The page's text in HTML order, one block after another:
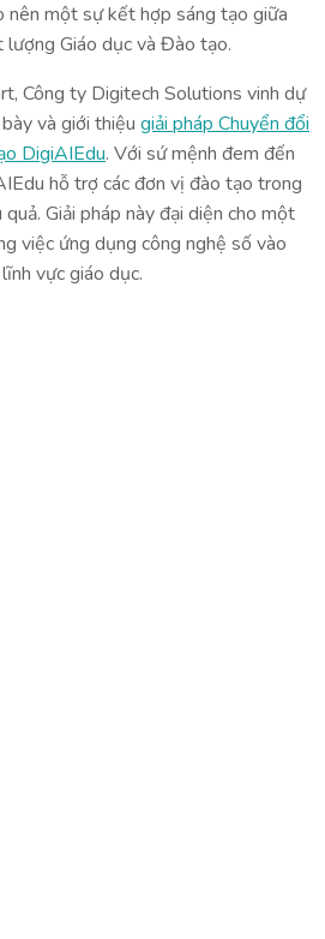
nên một sự kết hợp sáng tạo giữa
lượng Giáo dục và Đào tạo.
Công ty Digitech Solutions vinh dự
và giới thiệu giải pháp Chuyển đổi
DigiAIEdu. Với sứ mệnh đem đến
hỗ trợ các đơn vị đào tạo trong
Giải pháp này đại diện cho một
việc ứng dụng công nghệ số vào
vực giáo dục.